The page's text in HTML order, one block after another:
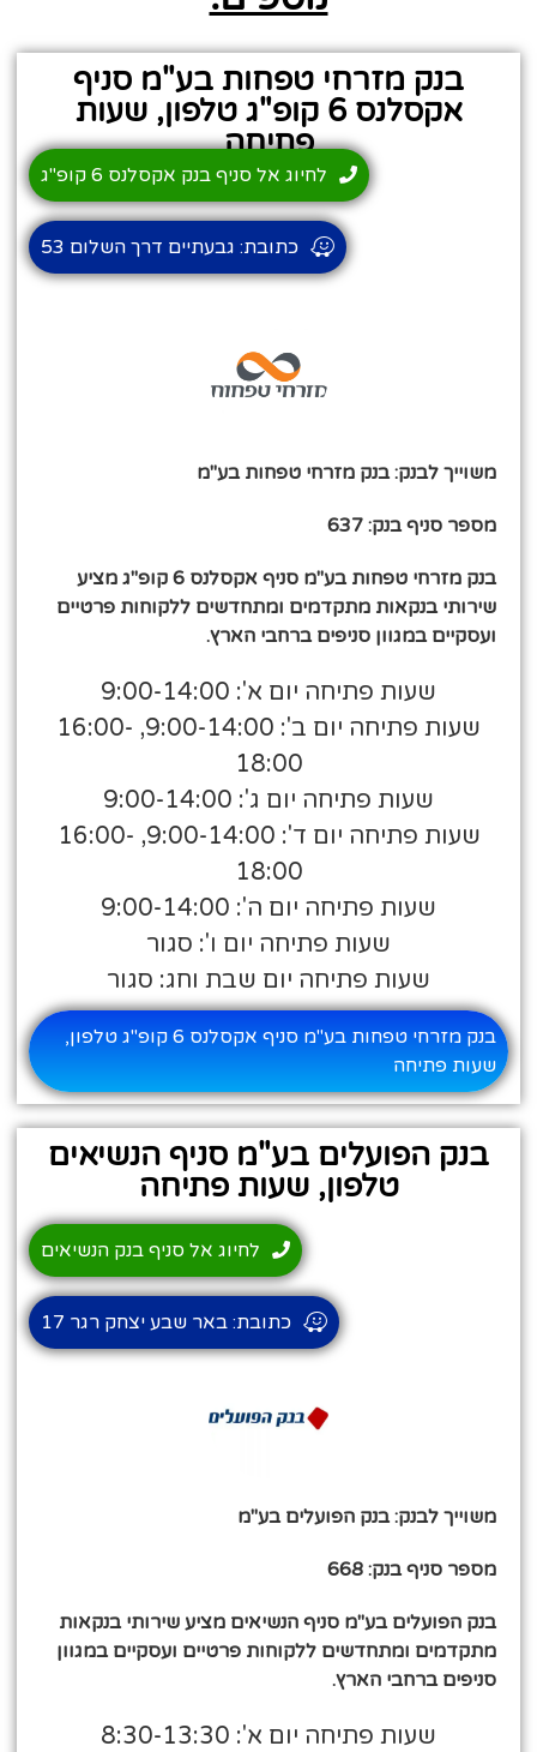
בנק מזרחי טפחות בע"מ סניף
אקסלנס 6 קופ"ג טלפון, שעות
פתיחה
משוייך לבנק: בנק מזרחי טפחות בע"מ
מספר סניף בנק: 637
בנק מזרחי טפחות בע"מ סניף אקסלנס 6 קופ"ג מציע
שירותי בנקאות מתקדמים ומתחדשים ללקוחות פרטיים
ועסקיים במגוון סניפים ברחבי הארץ.
שעות פתיחה יום א': 9:00-14:00
שעות פתיחה יום ב': 9:00-14:00, 16:00-
18:00
שעות פתיחה יום ג': 9:00-14:00
שעות פתיחה יום ד': 9:00-14:00, 16:00-
18:00
שעות פתיחה יום ה': 9:00-14:00
שעות פתיחה יום ו': סגור
שעות פתיחה יום שבת וחג: סגור
לחיוג אל סניף בנק אקסלנס 6 קופ"ג
כתובת: גבעתיים דרך השלום 53
בנק מזרחי טפחות בע"מ סניף אקסלנס 6 קופ"ג טלפון,
שעות פתיחה
בנק הפועלים בע"מ סניף הנשיאים
טלפון, שעות פתיחה
משוייך לבנק: בנק הפועלים בע"מ
מספר סניף בנק: 668
בנק הפועלים בע"מ סניף הנשיאים מציע שירותי בנקאות
מתקדמים ומתחדשים ללקוחות פרטיים ועסקיים במגוון
סניפים ברחבי הארץ.
שעות פתיחה יום א': 8:30-13:30
לחיוג אל סניף בנק הנשיאים
כתובת: באר שבע יצחק רגר 17